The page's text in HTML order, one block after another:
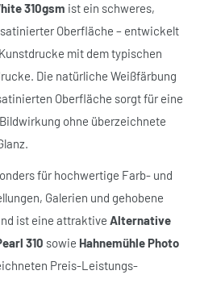
310gsm ist ein schweres,
Oberfläche – entwickelt
mit dem typischen
Die natürliche Weißfärbung
Oberfläche sorgt für eine
ohne überzeichnete
für hochwertige Farb- und
Galerien und gehobene
ist eine attraktive Alternative
310 sowie Hahnemühle Photo
Preis-Leistungs-